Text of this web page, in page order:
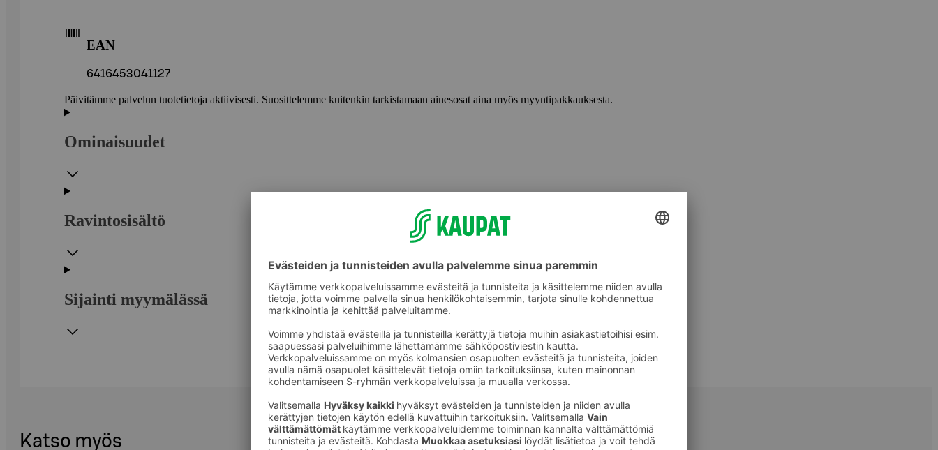
EAN
6416453041127
Päivitämme palvelun tuotetietoja aktiivisesti. Suosittelemme kuitenkin tarkistamaan ainesosat aina myös myyntipakkauksesta.
Ominaisuudet
Ravintosisältö
Sijainti myymälässä
Katso myös